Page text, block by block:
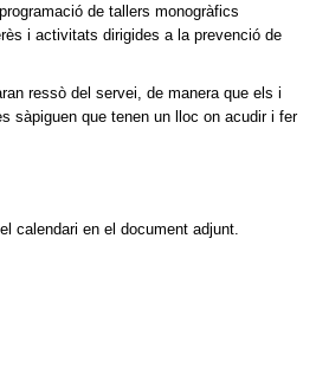
de tallers monogràfics
i activitats dirigides a la prevenció de
ressò del servei, de manera que els i
sàpiguen que tenen un lloc on acudir i fer
calendari en el document adjunt.